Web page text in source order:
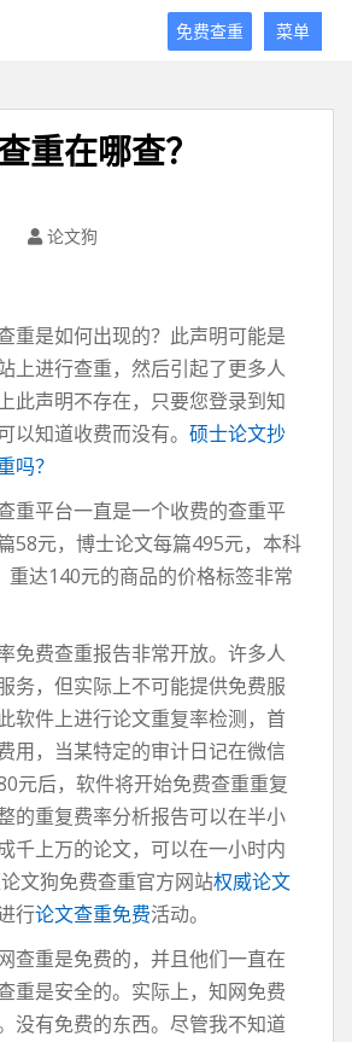
菜单
免费查重
重在哪查？
论文狗
重是如何出现的？此声明可能是
上进行查重，然后引起了更多人
此声明不存在，只要您登录到知
以知道收费而没有。 硕士论文抄
吗？
重平台一直是一个收费的查重平
58元，博士论文每篇495元，本科
重达140元的商品的价格标签非常
免费查重报告非常开放。许多人
务，但实际上不可能提供免费服
软件上进行论文重复率检测，首
用，当某特定的审计日记在微信
元后，软件将开始免费查重重复
的重复费率分析报告可以在半小
千上万的论文，可以在一小时内
文狗免费查重官方网站权威论文
行论文查重免费活动。
查重是免费的，并且他们一直在
重是安全的。实际上，知网免费
没有免费的东西。尽管我不知道